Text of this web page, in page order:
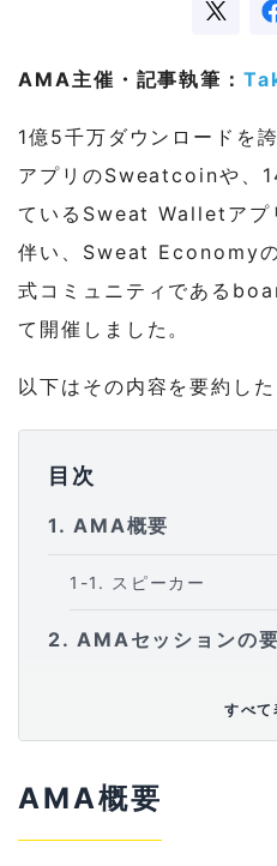
AMA主催・記事執筆：
1億5千万ダウンロードを
アプリのSweatcoinや、
ているSweat Walletアプ
伴い、Sweat Economy
式コミュニティである
て開催しました。
以下はその内容を要約した
目次
1 AMA概要
1-1 スピーカー
2 AMAセッションの
か？」
すべて
AMA概要